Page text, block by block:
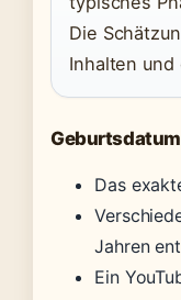
Die
Inhalten
Das
Jahren
Ein